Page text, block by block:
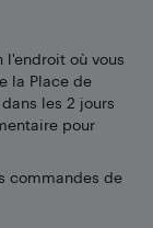
l'endroit où vous
la Place de
les 2 jours
pour
commandes de